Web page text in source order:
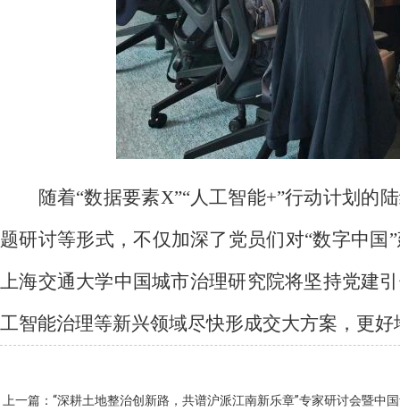
随着“数据要素X”“人工智能+”行动计划的
题研讨等形式，不仅加深了党员们对“数字中
上海交通大学中国城市治理研究院将坚持党建
工智能治理等新兴领域尽快形成交大方案，更
上一篇：“深耕土地整治创新路，共谱沪派江南新乐章”专家研讨会暨中